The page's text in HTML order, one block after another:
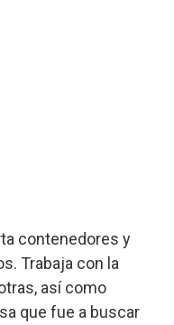
contenedores y
Trabaja con la
así como
que fue a buscar